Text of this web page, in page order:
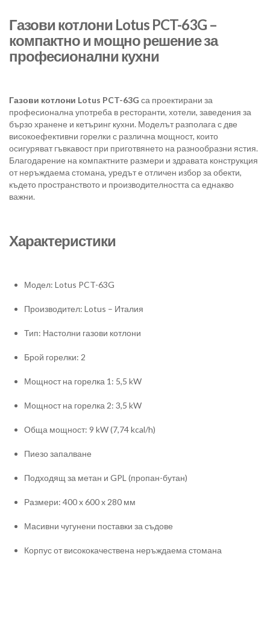
Газови котлони Lotus PCT-63G –
компактно и мощно решение за
професионални кухни
Газови котлони Lotus PCT-63G са проектирани за
професионална употреба в ресторанти, хотели, заведения за
бързо хранене и кетъринг кухни. Моделът разполага с две
високоефективни горелки с различна мощност, които
осигуряват гъвкавост при приготвянето на разнообразни ястия.
Благодарение на компактните размери и здравата конструкция
от неръждаема стомана, уредът е отличен избор за обекти,
където пространството и производителността са еднакво
важни.
Характеристики
Модел: Lotus PCT-63G
Производител: Lotus – Италия
Тип: Настолни газови котлони
Брой горелки: 2
Мощност на горелка 1: 5,5 kW
Мощност на горелка 2: 3,5 kW
Обща мощност: 9 kW (7,74 kcal/h)
Пиезо запалване
Подходящ за метан и GPL (пропан-бутан)
Размери: 400 x 600 x 280 мм
Масивни чугунени поставки за съдове
Корпус от висококачествена неръждаема стомана